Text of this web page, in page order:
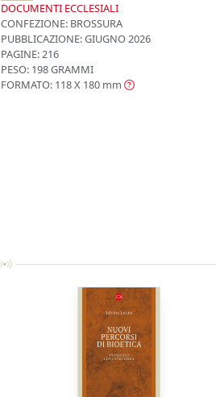
DOCUMENTI ECCLESIALI
CONFEZIONE: BROSSURA
PUBBLICAZIONE:GIUGNO 2026
PAGINE: 216
PESO: 198 GRAMMI
FORMATO: 118 X 180 mm